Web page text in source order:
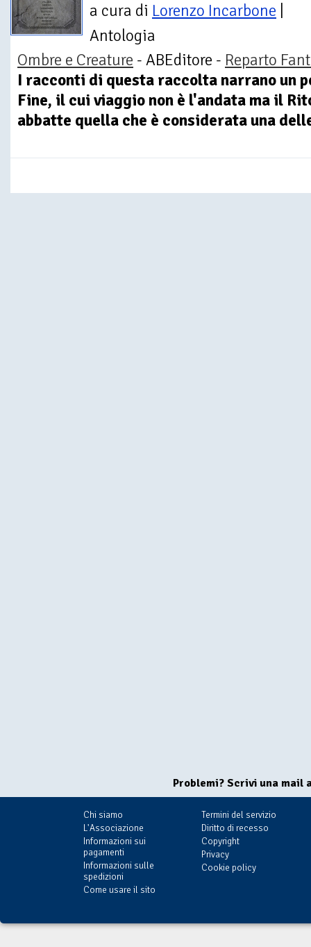
a cura di Lorenzo Incarbone
Antologia
Ombre e Creature - ABEditore - Reparto
I racconti di questa raccolta narrano un
Fine, il cui viaggio non è l'andata ma il
abbatte quella che è considerata una
Problemi? Scrivi una mail
Chi siamo
L'Associazione
Informazioni sui
pagamenti
Informazioni sulle
spedizioni
Come usare il sito
Termini del servizio
Diritto di recesso
Copyright
Privacy
Cookie policy